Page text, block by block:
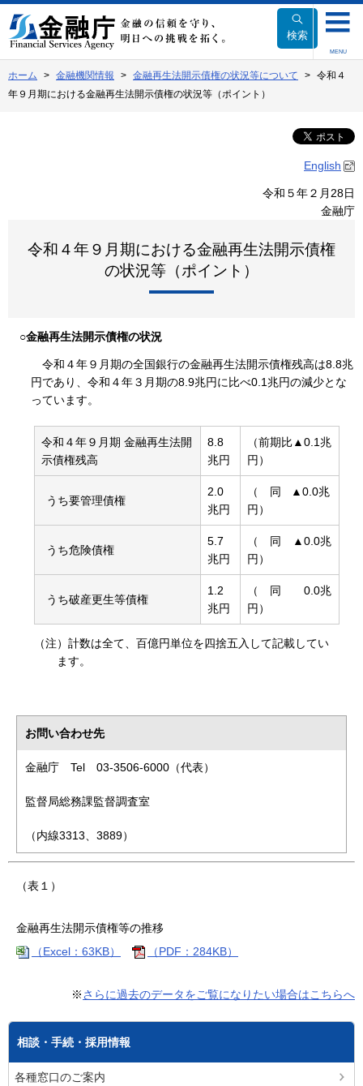
文
へ
動
検索
MENU
ホーム 金融機関情報 金融再生法開示債権の状況等について
令和４
年９月期における金融再生法開示債権の状況等（ポイント）
English
令和５年２月28日
金融庁
令和４年９月期における金融再生法開示債権
の状況等（ポイント）
○金融再生法開示債権の状況
令和４年９月期の全国銀行の金融再生法開示債権残高は8.8兆
円であり、令和４年３月期の8.9兆円に比べ0.1兆円の減少とな
っています。
令和４年９月期 金融再生法開
示債権残高
8.8
兆円
（前期比▲0.1兆
円）
うち要管理債権
2.0
兆円
（
同 ▲0.0兆
円）
うち危険債権
5.7
兆円
（ 同
▲0.0兆
円）
うち破産更生等債権
1.2
兆円
（ 同
0.0兆
円）
（注）計数は全て、百億円単位を四捨五入して記載してい
ます。
お問い合わせ先
金融庁 Tel 03-3506-6000（代表）
監督局総務課監督調査室
（内線3313、3889）
（表１）
金融再生法開示債権等の推移
（Excel：63KB）
（PDF：284KB）
※さらに過去のデータをご覧になりたい場合はこちらへ
相談・手続・採用情報
各種窓口のご案内